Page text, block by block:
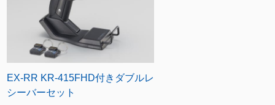
EX-RR KR-415FHD付きダブルレ
シーバーセット